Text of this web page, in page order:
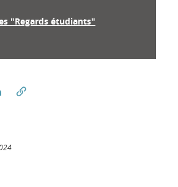
"Regards étudiants"
sur Facebook
Partager sur LinkedIn